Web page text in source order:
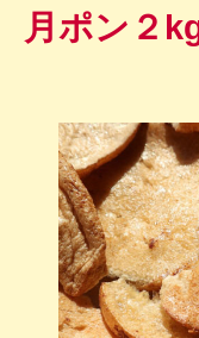
月ポン２